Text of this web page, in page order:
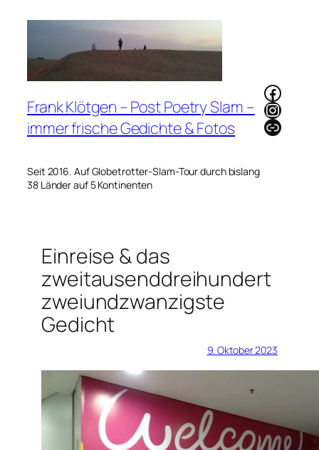
Frank Klötgen – Post Poetry Slam –
immer frische Gedichte & Fotos
Seit 2016. Auf Globetrotter-Slam-Tour durch bislang
38 Länder auf 5 Kontinenten
Link
Einreise & das
zweitausenddreihundert
zweiundzwanzigste
Gedicht
9. Oktober 2023